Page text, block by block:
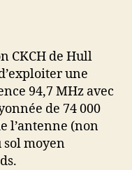
CKCH de Hull
une
94,7 MHz avec
de 74 000
l’antenne (non
sol moyen